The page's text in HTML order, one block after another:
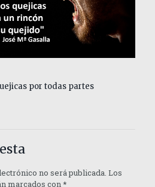
por todas partes
no será publicada. Los
marcados con*